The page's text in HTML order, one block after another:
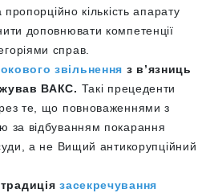
пропорційно кількість апарату
доповнювати компетенції
справ.
звільнення з вʼязниць
ВАКС. Такі прецеденти
те, що повноваженнями з
за відбуванням покарання
а не Вищий антикорупційний
засекречування